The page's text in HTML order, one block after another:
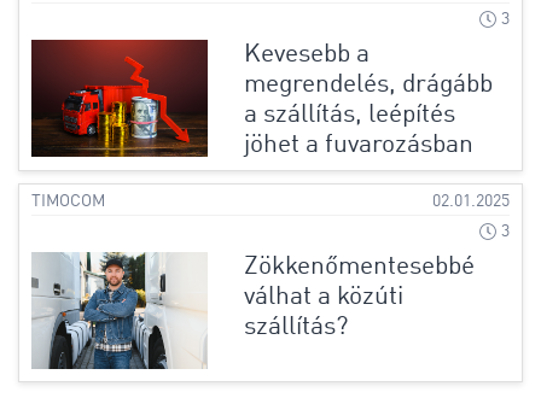
3
Kevesebb a
megrendelés, drágább
a szállítás, leépítés
jöhet a fuvarozásban
TIMOCOM
02.01.2025
3
Zökkenőmentesebbé
válhat a közúti
szállítás?